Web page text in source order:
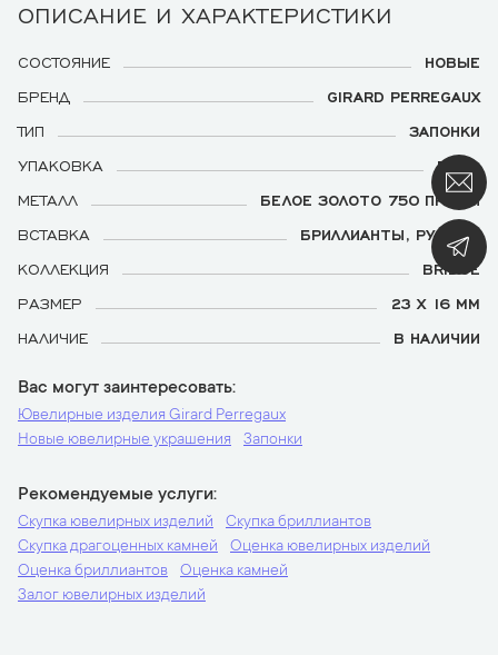
ОПИСАНИЕ И ХАРАКТЕРИСТИКИ
СОСТОЯНИЕ
НОВЫЕ
БРЕНД
GIRARD PERREGAUX
ТИП
ЗАПОНКИ
УПАКОВКА
ЕСТЬ
МЕТАЛЛ
БЕЛОЕ ЗОЛОТО 750 ПРОБЫ
ВСТАВКА
БРИЛЛИАНТЫ, РУБИНЫ
КОЛЛЕКЦИЯ
BRIDGE
РАЗМЕР
23 Х 16 ММ
НАЛИЧИЕ
В НАЛИЧИИ
Вас могут заинтересовать
Ювелирные изделия Girard Perregaux
Новые ювелирные украшения
Запонки
Рекомендуемые услуги
Скупка ювелирных изделий
Скупка бриллиантов
Скупка драгоценных камней
Оценка ювелирных изделий
Оценка бриллиантов
Оценка камней
Залог ювелирных изделий